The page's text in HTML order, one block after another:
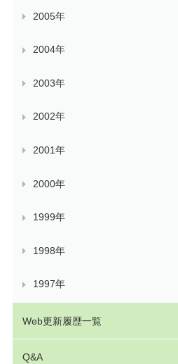
2005年
2004年
2003年
2002年
2001年
2000年
1999年
1998年
1997年
Web更新履歴一覧
Q&A